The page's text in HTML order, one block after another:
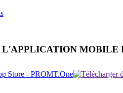
MOBILE